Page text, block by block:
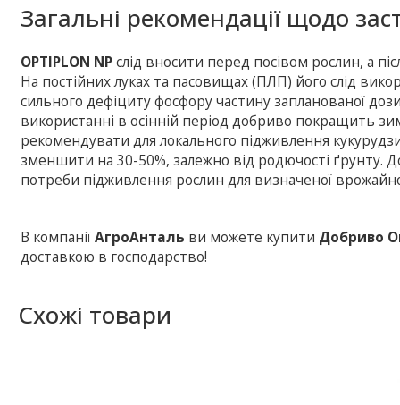
Загальні рекомендації щодо
OPTIPLON NPслід вносити перед посівом рослин, а
На постійних луках та пасовищах (ПЛП) його слід
сильного дефіциту фосфору частину запланованої
використанні в осінній період добриво покращить
рекомендувати для локального підживлення
зменшити на 30-50%, залежно від родючості ґрунту.
потреби підживлення рослин для визначеної
В компаніїАгроАнталь ви можете купити Добриво
доставкою в господарство!
Схожі товари